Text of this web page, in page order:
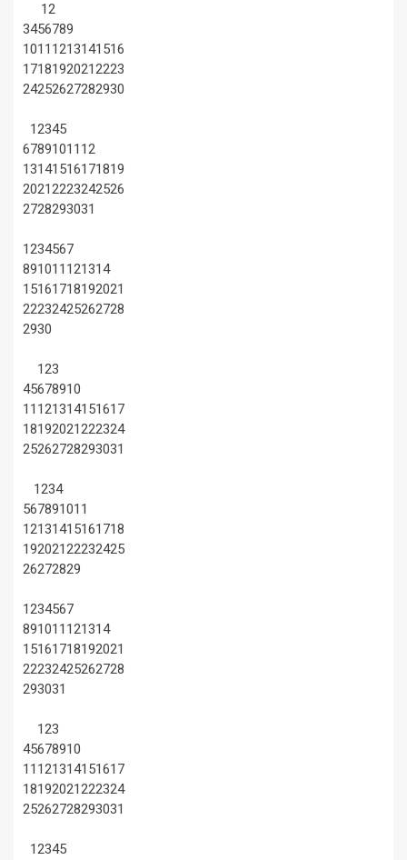
12
3456789
1011 1213141516
17181920212223
24252627282930
12345
67891011 12
13141516171819
20212223242526
2728293031
1234567
891011 121314
15161718192021
22232425262728
2930
123
45678910
11 121314151617
18192021222324
25262728293031
1234
567891011
12131415161718
19202122232425
26272829
1234567
891011 121314
15161718192021
22232425262728
293031
123
45678910
11 121314151617
18192021222324
25262728293031
12345